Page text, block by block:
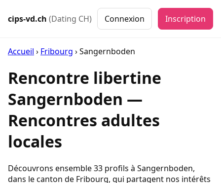
cips-vd.ch (Dating CH) Connexion Inscription
Accueil › Fribourg ›Sangernboden
Rencontre libertine
Sangernboden —
Rencontres adultes
locales
Découvrons ensemble 33 profils à Sangernboden,
dans le canton de Fribourg, qui partagent nos intérêts